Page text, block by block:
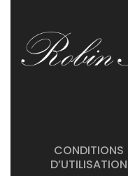
CONDITIONS
D’UTILISATION